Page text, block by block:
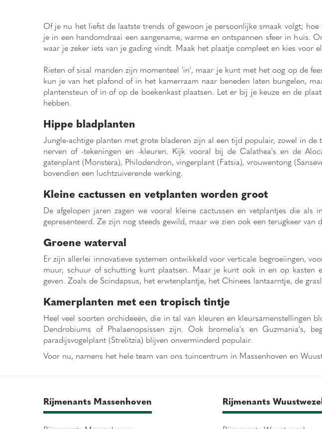
Of je nu het liefst de laatste trends of gewoon je persoonlijke smaak volgt;
je in een handomdraai een aangename, warme en ontspannen sfeer in huis.
waar je zeker iets van je gading vindt. Maak het plaatje compleet en kies voor
Rieten of sisal manden zijn momenteel 'in', maar je kunt met het oog op de
kun je van het plafond of in het kamerraam naar beneden laten bungelen,
plantensteun of in of op de boekenkast plaatsen. Let er bij je keuze en de
hebben.
Hippe bladplanten
Jungle-achtige planten met grote bladeren zijn al een tijd populair, zowel in
nerven of -tekeningen en -kleuren. Kijk vooral bij de Calathea's en de
gatenplant (Monstera), Philodendron, vingerplant (Fatsia), vrouwentong
bovendien een luchtzuiverende werking.
Kleine cactussen en vetplanten worden groot
De afgelopen jaren zagen we vooral kleine cactussen en vetplantjes die
gepresenteerd. Ze zijn nog steeds gewild, maar we zien ook een terugkeer
Groene waterval
Er zijn allerlei innovatieve systemen ontwikkeld voor verticale begroeiingen,
muur, schuur of schutting kunt plaatsen. Maar je kunt ook in en op kasten
geven. Zoals de Scindapsus, het erwtenplantje, het Chinees lantaarntje, de
Kamerplanten met een tropisch tintje
Heel veel soorten orchideeën, die in tal van kleuren en
Dendrobiums of Phalaenopsissen zijn. Ook bromelia's en Guzmania's,
paradijsvogelplant (Strelitzia) blijven onverminderd populair.
Voor nu, namens het hele team van ons tuincentrum in Massenhoven en
Rijmenants Massenhoven Rijmenants